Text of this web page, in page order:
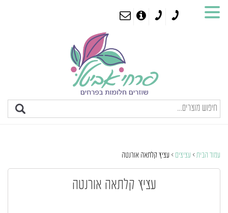
עמוד הבית > עציצים > עציץ קלתאה אורנטה
עציץ קלתאה אורנטה